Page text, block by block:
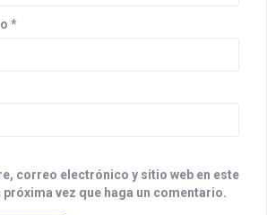
*
correo electrónico y sitio web en este
vez que haga un comentario.